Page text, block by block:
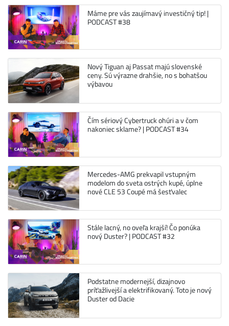
Máme pre vás zaujímavý investičný tip! |
PODCAST #38
Nový Tiguan aj Passat majú slovenské
ceny. Sú výrazne drahšie, no s bohatšou
výbavou
Čím sériový Cybertruck ohúri a v čom
nakoniec sklame? | PODCAST #34
Mercedes-AMG prekvapil vstupným
modelom do sveta ostrých kupé, úplne
nové CLE 53 Coupé má šesťvalec
Stále lacný, no oveľa krajší! Čo ponúka
nový Duster? | PODCAST #32
Podstatne modernejší, dizajnovo
príťažlivejší a elektrifikovaný. Toto je nový
Duster od Dacie